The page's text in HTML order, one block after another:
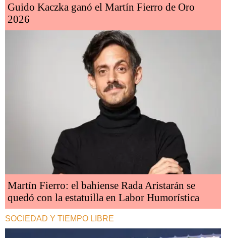
Guido Kaczka ganó el Martín Fierro de Oro
2026
Martín Fierro: el bahiense Rada Aristarán se
quedó con la estatuilla en Labor Humorística
SOCIEDAD Y TIEMPO LIBRE